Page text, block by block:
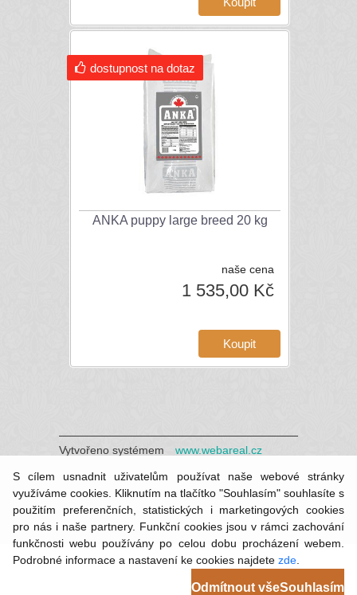
S cílem usnadnit uživatelům používat naše webové stránky
využíváme cookies. Kliknutím na tlačítko "Souhlasím" souhlasíte s
použitím preferenčních, statistických i marketingových cookies
pro nás i naše partnery. Funkční cookies jsou v rámci zachování
funkčnosti webu používány po celou dobu procházení webem.
Podrobné informace a nastavení ke cookies najdete zde
Odmítnout všeSouhlasím
ANKA puppy large breed 20 kg
naše cena
1 535,00 Kč
dostupnost na dotaz
Vytvořeno systémem www.webareal.cz